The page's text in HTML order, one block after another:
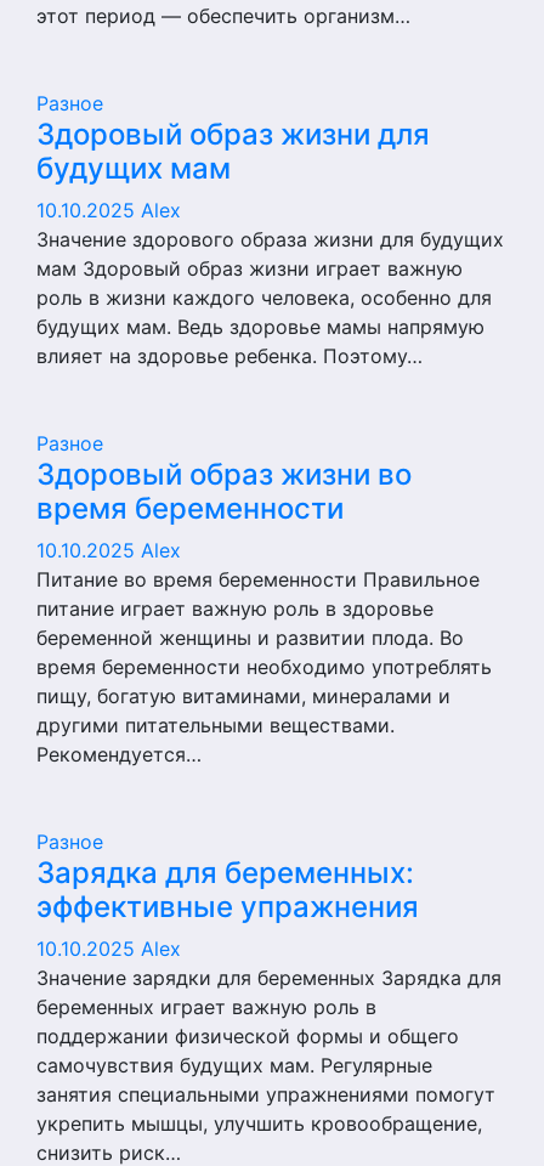
этот период — обеспечить организм…
Разное
Здоровый образ жизни для
будущих мам
10.10.2025 Alex
Значение здорового образа жизни для будущих
мам Здоровый образ жизни играет важную
роль в жизни каждого человека, особенно для
будущих мам. Ведь здоровье мамы напрямую
влияет на здоровье ребенка. Поэтому…
Разное
Здоровый образ жизни во
время беременности
10.10.2025 Alex
Питание во время беременности Правильное
питание играет важную роль в здоровье
беременной женщины и развитии плода. Во
время беременности необходимо употреблять
пищу, богатую витаминами, минералами и
другими питательными веществами.
Рекомендуется…
Разное
Зарядка для беременных:
эффективные упражнения
10.10.2025 Alex
Значение зарядки для беременных Зарядка для
беременных играет важную роль в
поддержании физической формы и общего
самочувствия будущих мам. Регулярные
занятия специальными упражнениями помогут
укрепить мышцы, улучшить кровообращение,
снизить риск…